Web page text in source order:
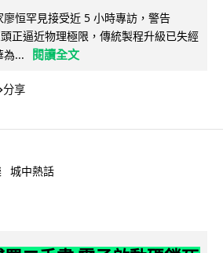
恒罕見接受近 5 小時專訪，警告
正逼近物理極限，傳統製程升級已失經
為...
閱讀全文
分享
城中熱話